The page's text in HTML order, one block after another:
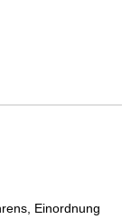
Einordnung